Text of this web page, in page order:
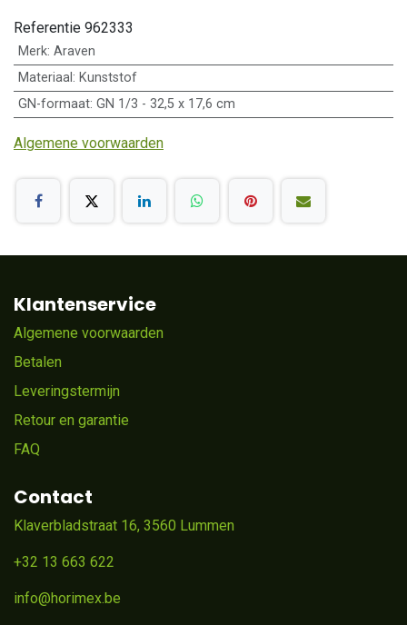
Referentie 962333
Merk: Araven
Materiaal : Kunststof
GN-formaat: GN 1/3 - 32,5 x 17,6 cm
Algemene voorwaarden
Klantenservice
Algemene voorwaarden
Betalen
Leveringstermijn
Retour en garantie
FAQ
Contact
Klaverbladstraat 16, 3560 Lummen
+32 13 663 622
info@horimex.be